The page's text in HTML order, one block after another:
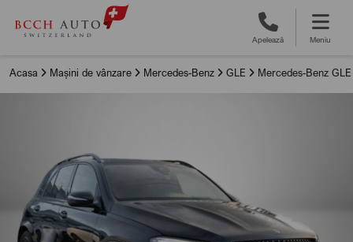
Apelează Meniu
Acasa Mașini de vânzare Mercedes-Benz GLE Mercedes-Benz